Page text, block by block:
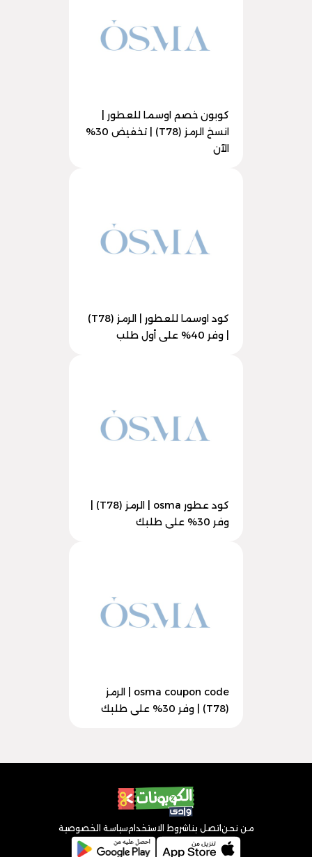
كوبون خصم اوسما للعطور |
انسخ الرمز (T78) | تخفيض 30%
الآن
كود اوسما للعطور | الرمز (T78)
| وفر 40% على أول طلب
كود عطور osma | الرمز (T78) |
وفر 30% على طلبك
osma coupon code | الرمز
(T78) | وفر 30% على طلبك
من نحن اتصل بنا شروط الاستخدامسياسة الخصوصية